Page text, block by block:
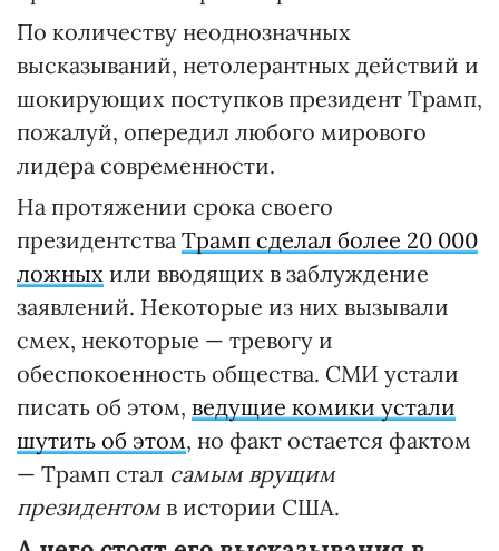
По количеству неоднозначных
высказываний, нетолерантных действий и
шокирующих поступков президент Трамп,
пожалуй, опередил любого мирового
лидера современности.
На протяжении срока своего
президентства Трамп сделал более 20 000
ложных или вводящих в заблуждение
заявлений. Некоторые из них вызывали
смех, некоторые — тревогу и
обеспокоенность общества. СМИ устали
писать об этом, ведущие комики устали
шутить об этом, но факт остается фактом
— Трамп стал самым врущим
президентомв истории США.